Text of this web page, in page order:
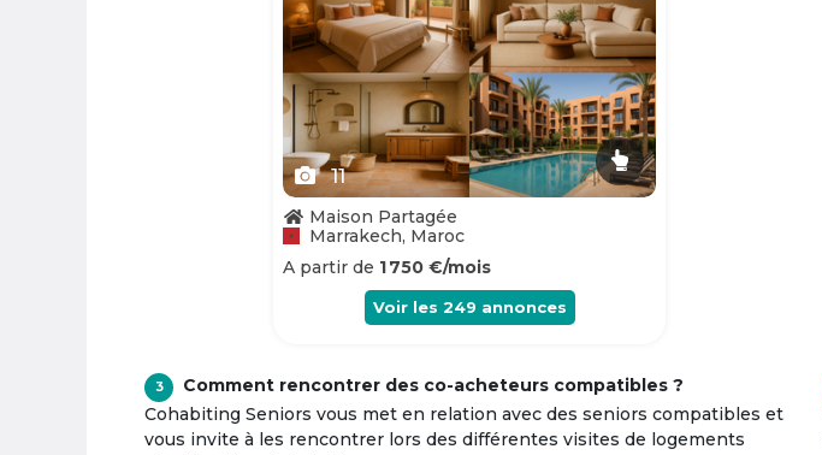
11
Maison Partagée
Marrakech, Maroc
A partir de 1 750 €/mois
Voir les 249 annonces
3
Comment rencontrer des co-acheteurs compatibles ?
Cohabiting Seniors vous met en relation avec des seniors compatibles et
vous invite à les rencontrer lors des différentes visites de logements